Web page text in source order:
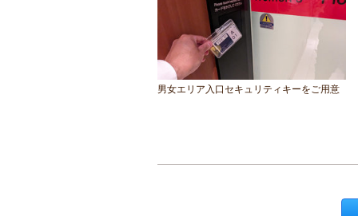
男女エリア入口セキュリティキーをご用意